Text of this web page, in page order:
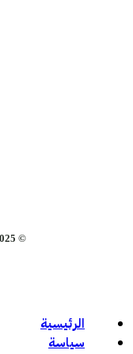
© 2025 - جميع الحقوق محفوظة.
الرئيسية
سياسة